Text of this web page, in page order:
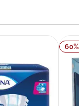
60%